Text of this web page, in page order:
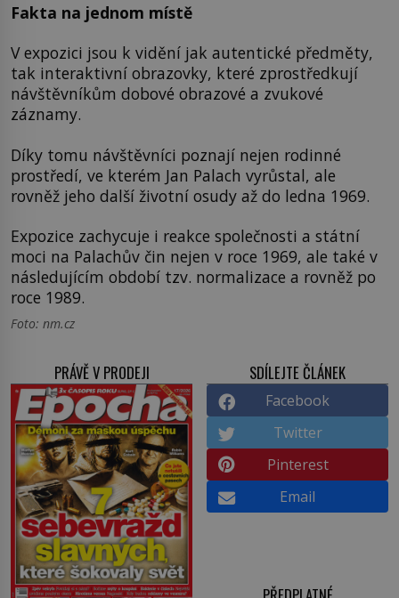
Fakta na jednom místě
V expozici jsou k vidění jak autentické předměty,
tak interaktivní obrazovky, které zprostředkují
návštěvníkům dobové obrazové a zvukové
záznamy.
Díky tomu návštěvníci poznají nejen rodinné
prostředí, ve kterém Jan Palach vyrůstal, ale
rovněž jeho další životní osudy až do ledna 1969.
Expozice zachycuje i reakce společnosti a státní
moci na Palachův čin nejen v roce 1969, ale také v
následujícím období tzv. normalizace a rovněž po
roce 1989.
Foto: nm.cz
PRÁVĚ V PRODEJI SDÍLEJTE ČLÁNEK
Facebook
Twitter
Pinterest
Email